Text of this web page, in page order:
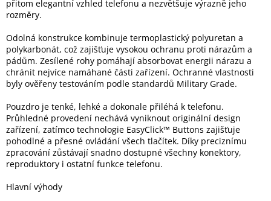
notebooky
Elektronika
Domácnost
%
Black
Friday
VÝPRODEJ
Akční
přitom elegantní vzhled telefonu a nezvětšuje výrazně jeho
rozměry.
Odolná konstrukce kombinuje termoplastický polyuretan a
polykarbonát, což zajišťuje vysokou ochranu proti nárazům a
pádům. Zesílené rohy pomáhají absorbovat energii nárazu a
chránit nejvíce namáhané části zařízení. Ochranné vlastnosti
byly ověřeny testováním podle standardů Military Grade.
Pouzdro je tenké, lehké a dokonale přiléhá k telefonu.
Průhledné provedení nechává vyniknout originální design
zařízení, zatímco technologie EasyClick™ Buttons zajišťuje
pohodlné a přesné ovládání všech tlačítek. Díky preciznímu
zpracování zůstávají snadno dostupné všechny konektory,
reproduktory i ostatní funkce telefonu.
Hlavní výhody